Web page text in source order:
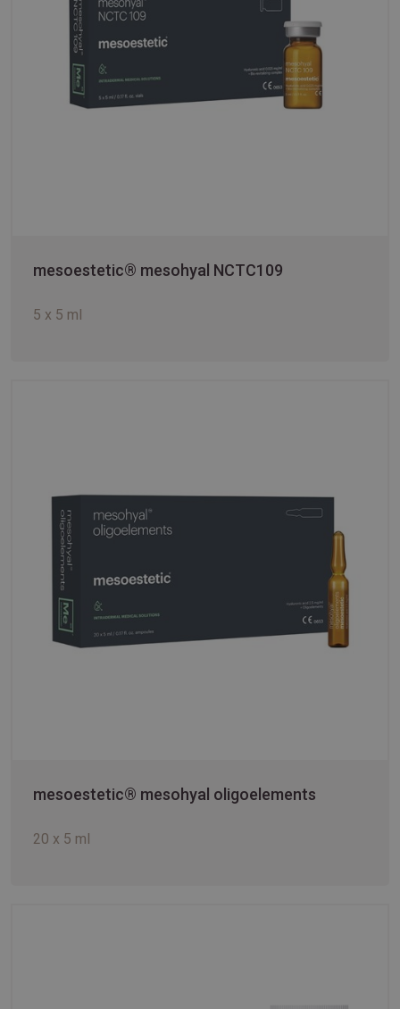
mesoestetic® mesohyal NCTC109
5 x 5 ml
mesoestetic® mesohyal oligoelements
20 x 5 ml